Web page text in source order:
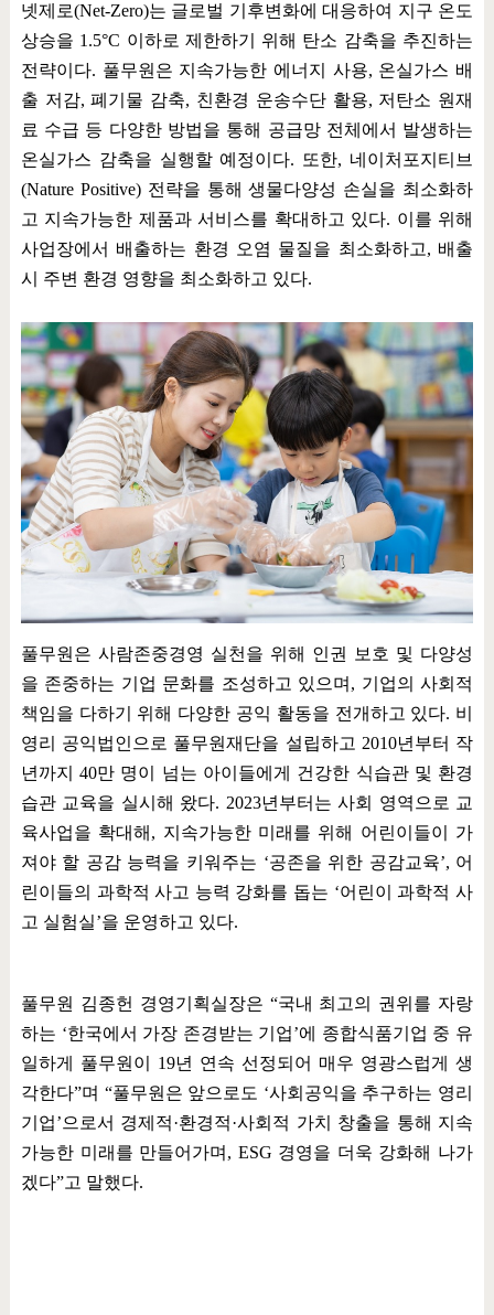
넷제로(Net-Zero)는 글로벌 기후변화에 대응하여 지구 온도
상승을 1.5°C 이하로 제한하기 위해 탄소 감축을 추진하는
전략이다. 풀무원은 지속가능한 에너지 사용, 온실가스 배
출 저감,폐기물 감축, 친환경 운송수단 활용, 저탄소 원재
료 수급 등 다양한 방법을 통해 공급망 전체에서 발생하는
온실가스 감축을 실행할 예정이다. 또한, 네이처포지티브
(Nature Positive) 전략을 통해 생물다양성 손실을 최소화하
고 지속가능한 제품과 서비스를 확대하고 있다. 이를 위해
사업장에서 배출하는 환경 오염 물질을 최소화하고, 배출
시 주변 환경 영향을 최소화하고 있다.
풀무원은 사람존중경영 실천을 위해 인권 보호 및 다양성
을 존중하는 기업 문화를 조성하고 있으며 , 기업의 사회적
책임을 다하기 위해 다양한 공익 활동을 전개하고 있다. 비
영리 공익법인으로 풀무원재단을 설립하고 2010년부터 작
년까지40만 명이 넘는 아이들에게 건강한 식습관 및 환경
습관 교육을 실시해 왔다. 2023년부터는 사회 영역으로 교
육사업을 확대해 , 지속가능한 미래를 위해 어린이들이 가
져야 할 공감 능력을 키워주는 ‘공존을 위한 공감교육’, 어
린이들의 과학적 사고 능력 강화를 돕는 ‘어린이 과학적 사
고 실험실’을 운영하고 있다.
풀무원 김종헌 경영기획실장은 “국내 최고의 권위를 자랑
하는 ‘한국에서 가장 존경받는 기업’에 종합식품기업 중 유
일하게 풀무원이 19년 연속 선정되어 매우 영광스럽게 생
각한다”며 “풀무원은 앞으로도 ‘사회공익을 추구하는 영리
기업’으로서 경제적·환경적·사회적 가치 창출을 통해 지속
가능한 미래를 만들어가며 , ESG 경영을 더욱 강화해 나가
겠다”고 말했다.